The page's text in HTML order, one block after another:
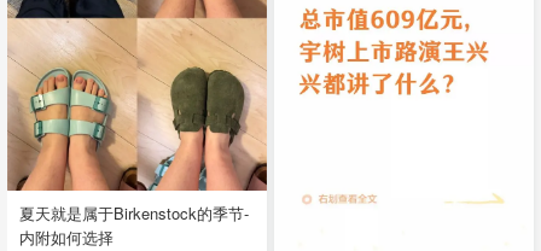
夏天就是属于Birkenstock的季节-
内附如何选择